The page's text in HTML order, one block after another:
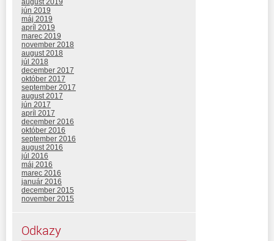
august 2019
jún 2019
máj 2019
apríl 2019
marec 2019
november 2018
august 2018
júl 2018
december 2017
október 2017
september 2017
august 2017
jún 2017
apríl 2017
december 2016
október 2016
september 2016
august 2016
júl 2016
máj 2016
marec 2016
január 2016
december 2015
november 2015
Odkazy